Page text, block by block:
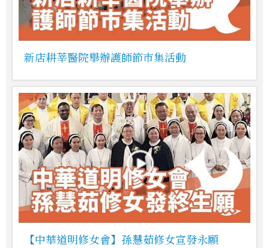
新店耕莘醫院舉辦護師節市集活動
【中華道明修女會】孫慧茹修女宣發永願